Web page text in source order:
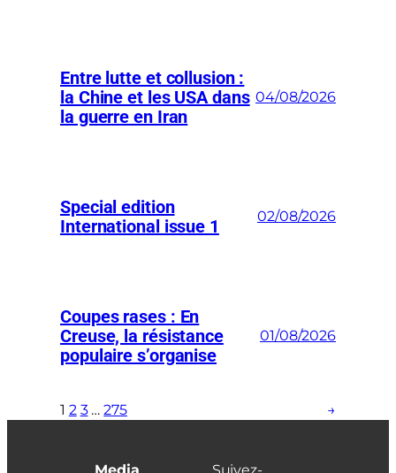
Entre lutte et collusion :
la Chine et les USA dans
la guerre en Iran
04/08/2026
Special edition
International issue 1
02/08/2026
Coupes rases : En
Creuse, la résistance
populaire s’organise
01/08/2026
1 2 3 … 275 →